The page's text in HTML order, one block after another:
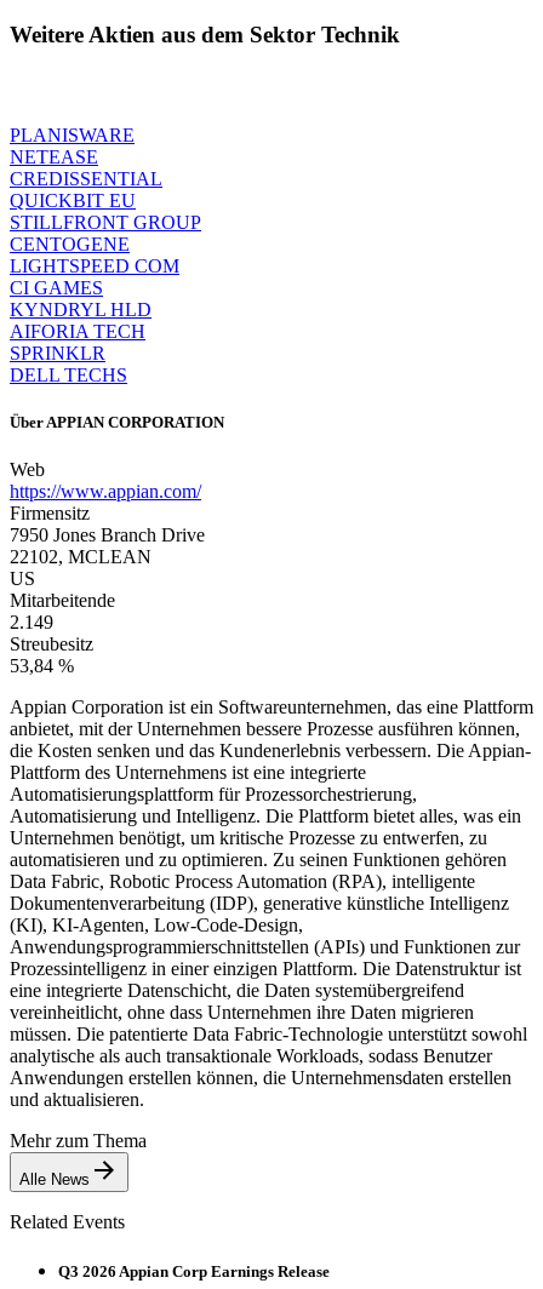
Weitere Aktien aus dem Sektor Technik
PLANISWARE
NETEASE
CREDISSENTIAL
QUICKBIT EU
STILLFRONT GROUP
CENTOGENE
LIGHTSPEED COM
CI GAMES
KYNDRYL HLD
AIFORIA TECH
SPRINKLR
DELL TECHS
Über APPIAN CORPORATION
Web
https://www.appian.com/
Firmensitz
7950 Jones Branch Drive
22102, MCLEAN
US
Mitarbeitende
2.149
Streubesitz
53,84 %
Appian Corporation ist ein Softwareunternehmen, das eine Plattform
anbietet, mit der Unternehmen bessere Prozesse ausführen können,
die Kosten senken und das Kundenerlebnis verbessern. Die Appian-
Plattform des Unternehmens ist eine integrierte
Automatisierungsplattform für Prozessorchestrierung,
Automatisierung und Intelligenz. Die Plattform bietet alles, was ein
Unternehmen benötigt, um kritische Prozesse zu entwerfen, zu
automatisieren und zu optimieren. Zu seinen Funktionen gehören
Data Fabric, Robotic Process Automation (RPA), intelligente
Dokumentenverarbeitung (IDP), generative künstliche Intelligenz
(KI), KI-Agenten, Low-Code-Design,
Anwendungsprogrammierschnittstellen (APIs) und Funktionen zur
Prozessintelligenz in einer einzigen Plattform. Die Datenstruktur ist
eine integrierte Datenschicht, die Daten systemübergreifend
vereinheitlicht, ohne dass Unternehmen ihre Daten migrieren
müssen. Die patentierte Data Fabric-Technologie unterstützt sowohl
analytische als auch transaktionale Workloads, sodass Benutzer
Anwendungen erstellen können, die Unternehmensdaten erstellen
und aktualisieren.
Mehr zum Thema
Alle News
Related Events
Q3 2026 Appian Corp Earnings Release